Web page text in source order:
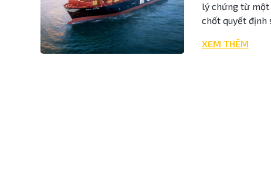
lý chứng từ một
chốt quyết định
XEM THÊM